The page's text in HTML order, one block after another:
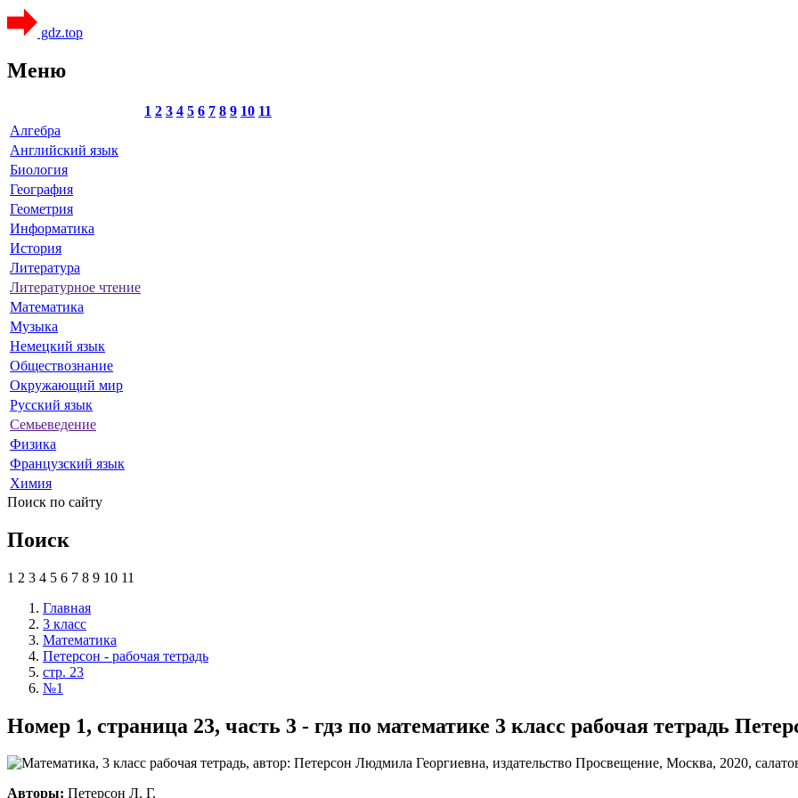
gdz.top
Меню
1 2 3 4 5 6 7 8 9 10 11
Алгебра
Английский язык
Биология
География
Геометрия
Информатика
История
Литература
Литературное чтение
Математика
Музыка
Немецкий язык
Обществознание
Окружающий мир
Русский язык
Семьеведение
Физика
Французский язык
Химия
Поиск по сайту
Поиск
1 2 3 4 5 6 7 8 9 10 11
Главная
3 класс
Математика
Петерсон - рабочая тетрадь
стр. 23
№1
Номер 1, страница 23, часть 3 - гдз по математике 3 класс рабочая тетрадь
Авторы: Петерсон Л. Г.